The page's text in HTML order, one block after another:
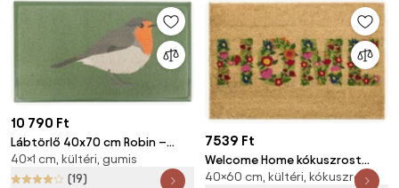
10 790 Ft
Lábtörlő 40x70 cm Robin –
Artsy Doormats
40×1 cm, kültéri, gumis
(19)
7539 Ft
Welcome Home kókuszrost
lábtörlő - Casa Selección
40×60 cm, kültéri, kókuszrost